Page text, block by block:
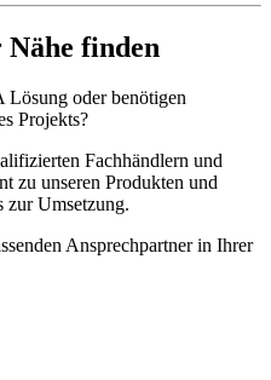
finden
Lösung oder benötigen
Projekts?
Fachhändlern und
zu unseren Produkten und
zur Umsetzung.
Ansprechpartner in Ihrer